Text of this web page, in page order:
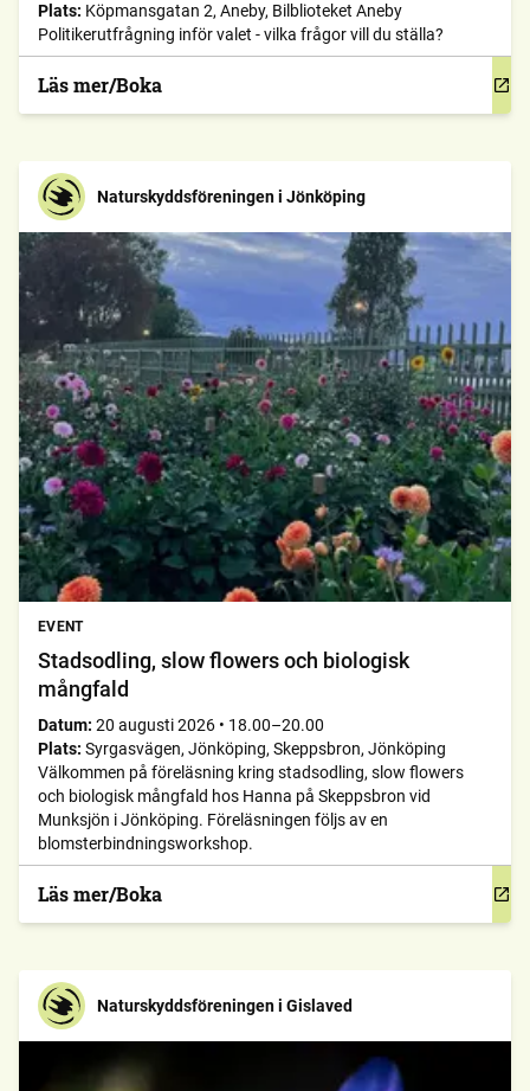
Plats: Köpmansgatan 2, Aneby, Bilblioteket Aneby
Politikerutfrågning inför valet - vilka frågor vill du ställa?
Läs mer/Boka
Naturskyddsföreningen i Jönköping
EVENT
Stadsodling, slow flowers och biologisk
mångfald
Datum: 20 augusti 2026 • 18.00–20.00
Plats: Syrgasvägen, Jönköping, Skeppsbron, Jönköping
Välkommen på föreläsning kring stadsodling, slow flowers
och biologisk mångfald hos Hanna på Skeppsbron vid
Munksjön i Jönköping. Föreläsningen följs av en
blomsterbindningsworkshop.
Läs mer/Boka
Naturskyddsföreningen i Gislaved